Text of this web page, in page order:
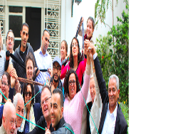
ÉQUIPE
HISTORIQUE
MEMBRES